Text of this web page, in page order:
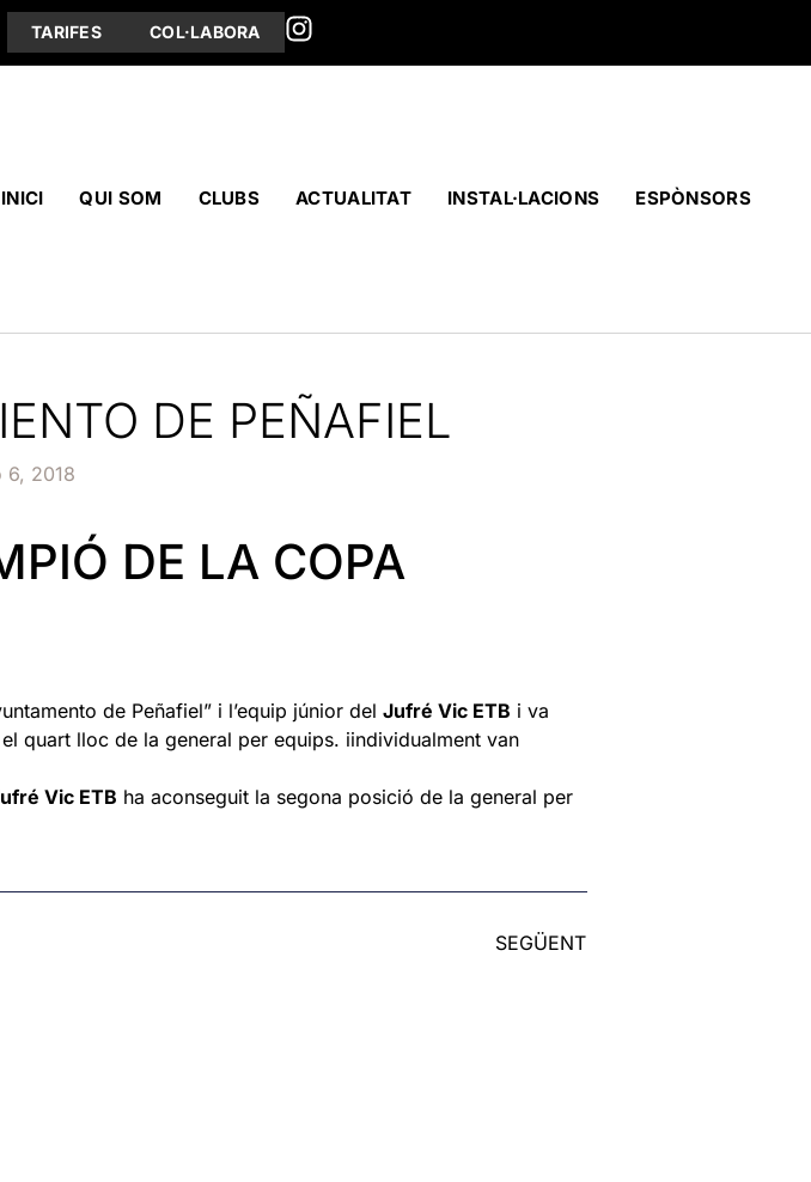
TARIFES COL·LABORA
INICI QUI SOM CLUBS ACTUALITAT INSTAL·LACIONS ESPÒNSORS
DE PEÑAFIEL
6, 2018
DE LA COPA
de Peñafiel” i l’equip júnior del Jufré Vic ETB i va
quart lloc de la general per equips. iindividualment van
Vic ETB ha aconseguit la segona posició de la general per
SEGÜENT